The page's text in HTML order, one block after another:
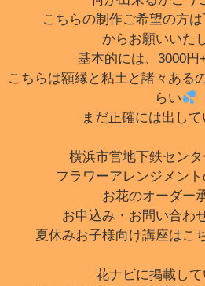
こちらの制作ご希望の方
からお願いいた
基本的には、3000円
こちらは額縁と粘土と諸々ある
らい
まだ正確には出し
横浜市営地下鉄セン
フラワーアレンジメン
お花のオーダー
お申込み・お問い合わ
夏休みお子様向け講座はこ
花ナビに掲載して